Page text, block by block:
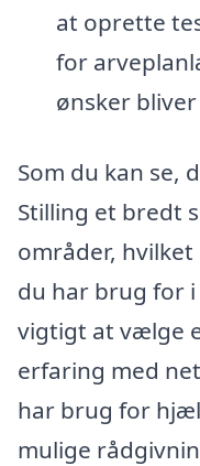
at oprette
for
ønsker
Som du kan se,
Stilling et bredt
områder,
du har brug for
vigtigt at vælge
erfaring med
har brug for
mulige